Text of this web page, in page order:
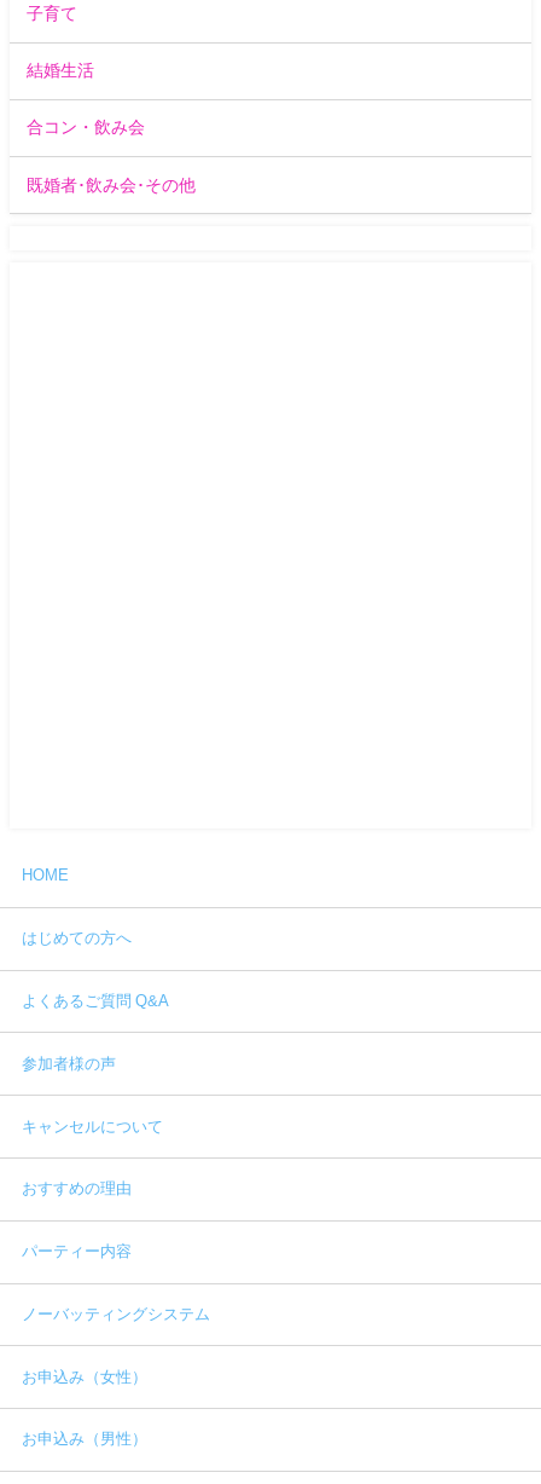
子育て
結婚生活
合コン・飲み会
既婚者･飲み会･その他
HOME
はじめての方へ
よくあるご質問 Q&A
参加者様の声
キャンセルについて
おすすめの理由
パーティー内容
ノーバッティングシステム
お申込み（女性）
お申込み（男性）